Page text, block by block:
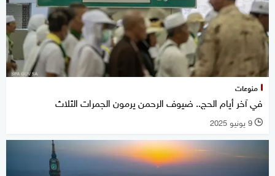
منوعات
في آخر أيام الحج.. ضيوف الرحمن يرمون الجمرات الثلاث
l 9 يونيو 2025